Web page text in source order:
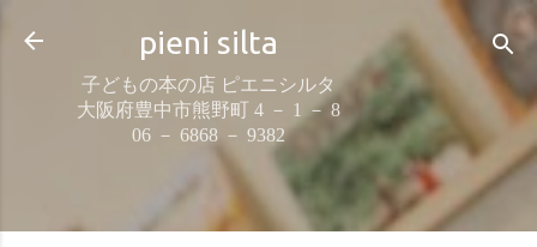
スキップしてメイン コンテンツに移動
pieni silta
子どもの本の店 ピエニシルタ
大阪府豊中市熊野町 4 － 1 － 8
06 － 6868 － 9382